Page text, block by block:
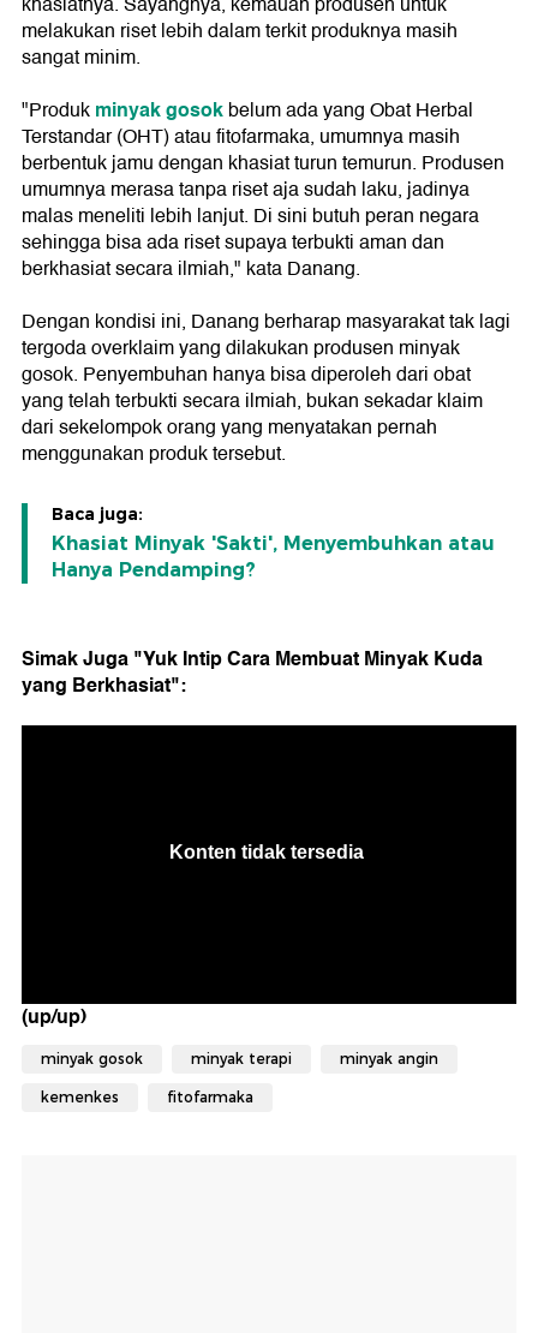
melakukan riset lebih dalam terkit produknya masih
sangat minim.
"Produkminyak gosokbelum ada yang Obat Herbal
Terstandar (OHT) atau fitofarmaka, umumnya masih
berbentuk jamu dengan khasiat turun temurun. Produsen
umumnya merasa tanpa riset aja sudah laku, jadinya
malas meneliti lebih lanjut. Di sini butuh peran negara
sehingga bisa ada riset supaya terbukti aman dan
berkhasiat secara ilmiah," kata Danang.
Dengan kondisi ini, Danang berharap masyarakat tak lagi
tergoda overklaim yang dilakukan produsen minyak
gosok. Penyembuhan hanya bisa diperoleh dari obat
yang telah terbukti secara ilmiah, bukan sekadar klaim
dari sekelompok orang yang menyatakan pernah
menggunakan produk tersebut.
Baca juga:
Khasiat Minyak 'Sakti', Menyembuhkan atau
Hanya Pendamping?
Simak Juga "Yuk Intip Cara Membuat Minyak Kuda
yang Berkhasiat":
(up/up)
minyak gosok minyak terapi minyak angin
kemenkes fitofarmaka